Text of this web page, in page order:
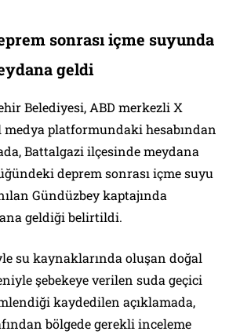
sonrası içme suyunda
geldi
Belediyesi, ABD merkezli X
platformundaki hesabından
Battalgazi ilçesinde meydana
deprem sonrası içme suyu
Gündüzbey kaptajında
geldiği belirtildi.
su kaynaklarında oluşan doğal
şebekeye verilen suda geçici
kaydedilen açıklamada,
bölgede gerekli inceleme